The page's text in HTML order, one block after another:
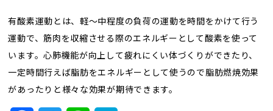
動画コーナー
支援実績
トレンド用語集
有酸素運動とは、軽～中程度の負荷の運動を時間をかけて行う
運動で、筋肉を収縮させる際のエネルギーとして酸素を使って
います。心肺機能が向上して疲れにくい体づくりができたり、
一定時間行えば脂肪をエネルギーとして使うので脂肪燃焼効果
があったりと様々な効果が期待できます。